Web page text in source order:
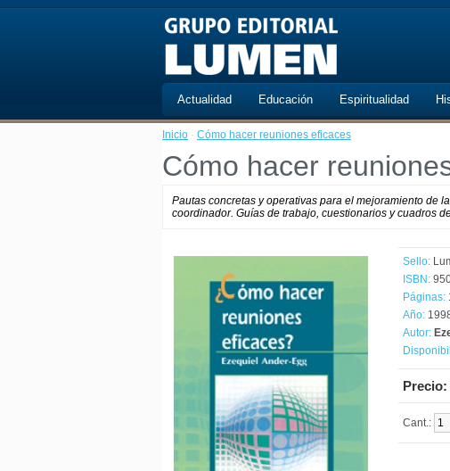
Actualidad Educación Espiritualidad
Inicio · Cómo hacer reuniones eficaces
Cómo hacer
Pautas concretas y operativas para el mejoramiento de
coordinador. Guías de trabajo, cuestionarios y cuadros
Sello:
ISBN:
Páginas:
Año:
Autor:
Precio:
Cant.: